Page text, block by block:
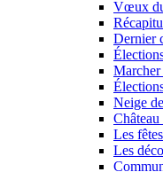
Vœux
Dernier
Marcher
Neige
Château
Les
Les